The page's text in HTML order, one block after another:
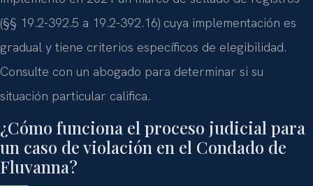
(§§ 19.2-392.5 a 19.2-392.16) cuya implementación es
gradual y tiene criterios específicos de elegibilidad.
Consulte con un abogado para determinar si su
situación particular califica.
¿Cómo funciona el proceso judicial para
un caso de violación en el Condado de
Fluvanna?